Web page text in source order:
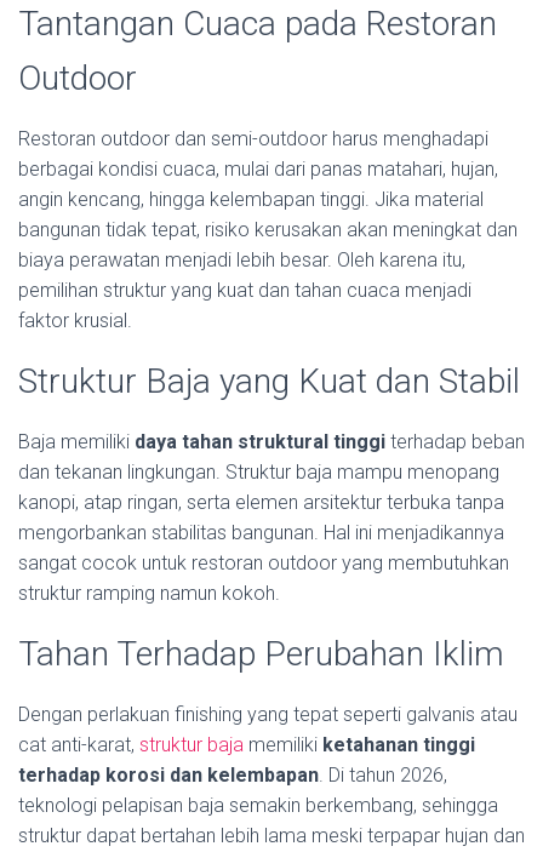
Tantangan Cuaca pada Restoran
Outdoor
Restoran outdoor dan semi-outdoor harus menghadapi
berbagai kondisi cuaca, mulai dari panas matahari, hujan,
angin kencang, hingga kelembapan tinggi. Jika material
bangunan tidak tepat, risiko kerusakan akan meningkat dan
biaya perawatan menjadi lebih besar. Oleh karena itu,
pemilihan struktur yang kuat dan tahan cuaca menjadi
faktor krusial.
Struktur Baja yang Kuat dan Stabil
Baja memiliki daya tahan struktural tinggi terhadap beban
dan tekanan lingkungan. Struktur baja mampu menopang
kanopi, atap ringan, serta elemen arsitektur terbuka tanpa
mengorbankan stabilitas bangunan. Hal ini menjadikannya
sangat cocok untuk restoran outdoor yang membutuhkan
struktur ramping namun kokoh.
Tahan Terhadap Perubahan Iklim
Dengan perlakuan finishing yang tepat seperti galvanis atau
cat anti-karat, struktur baja memiliki ketahanan tinggi
terhadap korosi dan kelembapan . Di tahun 2026,
teknologi pelapisan baja semakin berkembang, sehingga
struktur dapat bertahan lebih lama meski terpapar hujan dan